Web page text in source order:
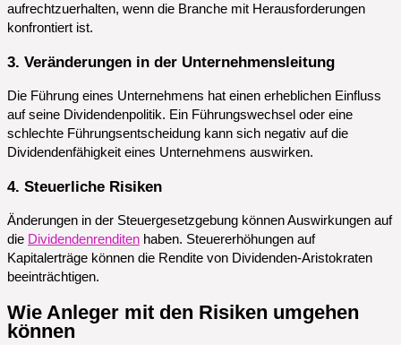
aufrechtzuerhalten, wenn die Branche mit Herausforderungen
konfrontiert ist.
3. Veränderungen in der Unternehmensleitung
Die Führung eines Unternehmens hat einen erheblichen Einfluss
auf seine Dividendenpolitik. Ein Führungswechsel oder eine
schlechte Führungsentscheidung kann sich negativ auf die
Dividendenfähigkeit eines Unternehmens auswirken.
4. Steuerliche Risiken
Änderungen in der Steuergesetzgebung können Auswirkungen auf
die Dividendenrenditen haben. Steuererhöhungen auf
Kapitalerträge können die Rendite von Dividenden-Aristokraten
beeinträchtigen.
Wie Anleger mit den Risiken umgehen
können